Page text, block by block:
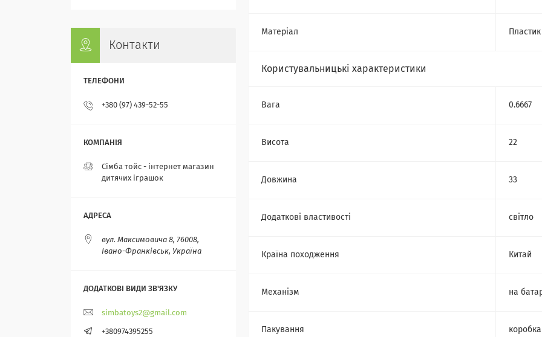
Матеріал Пластик
Користувальницькі характеристики
Вага 0.6667
Висота 22
Довжина 33
Додаткові властивості світло
Країна походження Китай
Механізм на
Пакування коробка
Контакти
+380 (97) 439-52-55
Сімба тойс - інтернет магазин
дитячих іграшок
вул. Максимовича 8, 76008,
Івано-Франківськ, Україна
simbatoys2@gmail.com
+380974395255